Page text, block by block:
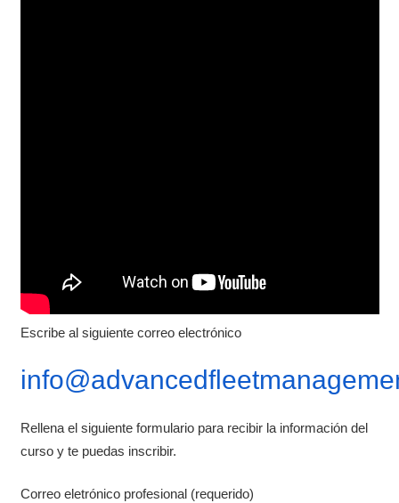
Escribe al siguiente correo electrónico
Rellena el siguiente formulario para recibir la información del
curso y te puedas inscribir.
Correo eletrónico profesional (requerido)